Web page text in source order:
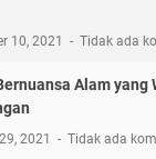
10, 2021 Tidak ada
Alam yang
2021 Tidak ada